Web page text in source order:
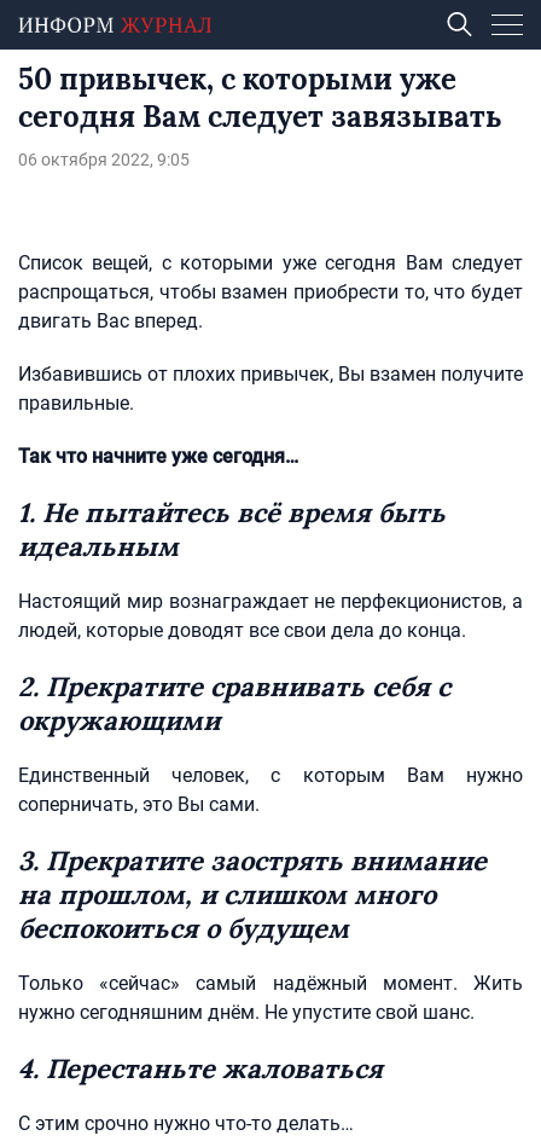
50 привычек, с которыми уже
сегодня Вам следует завязывать
06 октября 2022, 9:05
Список вещей, с которыми уже сегодня Вам следует
распрощаться, чтобы взамен приобрести то, что будет
двигать Вас вперед.
Избавившись от плохих привычек, Вы взамен получите
правильные.
Так что начните уже сегодня…
1. Не пытайтесь всё время быть
идеальным
Настоящий мир вознаграждает не перфекционистов, а
людей, которые доводят все свои дела до конца.
2. Прекратите сравнивать себя с
окружающими
Единственный человек, с которым Вам нужно
соперничать, это Вы сами.
3. Прекратите заострять внимание
на прошлом, и слишком много
беспокоиться о будущем
Только «сейчас» самый надёжный момент. Жить
нужно сегодняшним днём. Не упустите свой шанс.
4. Перестаньте жаловаться
С этим срочно нужно что-то делать…